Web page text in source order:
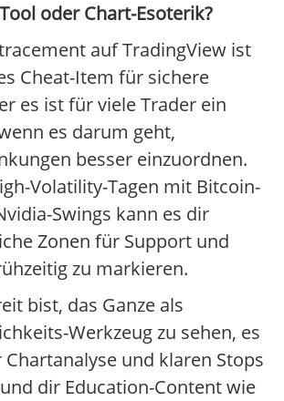
oder Chart-Esoterik?
auf TradingView ist
Cheat-Item für sichere
es ist für viele Trader ein
es darum geht,
besser einzuordnen.
Volatility-Tagen mit Bitcoin-
Swings kann es dir
Zonen für Support und
zu markieren.
bist, das Ganze als
Werkzeug zu sehen, es
und klaren Stops
dir Education-Content wie